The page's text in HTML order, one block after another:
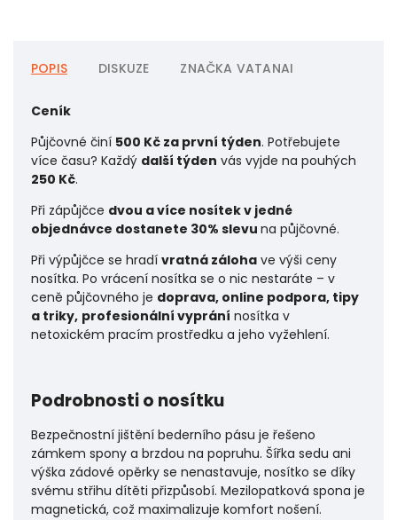
POPIS DISKUZE ZNAČKA VATANAI
Ceník
Půjčovné činí 500 Kč za první týden. Potřebujete
více času? Každý další týden vás vyjde na pouhých
250 Kč.
Při zápůjčce dvou a více nosítek v jedné
objednávce dostanete 30% slevu na půjčovné.
Při výpůjčce se hradí vratná záloha ve výši ceny
nosítka. Po vrácení nosítka se o nic nestaráte – v
ceně půjčovného je doprava, online podpora, tipy
a triky, profesionální vyprání nosítka v
netoxickém pracím prostředku a jeho vyžehlení.
Podrobnosti o nosítku
Bezpečnostní jištění bederního pásu je řešeno
zámkem spony a brzdou na popruhu. Šířka sedu ani
výška zádové opěrky se nenastavuje, nosítko se díky
svému střihu dítěti přizpůsobí. Mezilopatková spona je
magnetická, což maximalizuje komfort nošení.